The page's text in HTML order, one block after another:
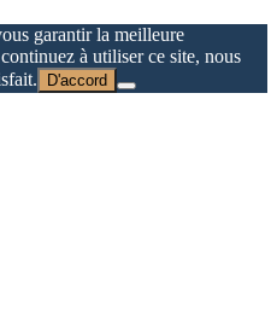
garantir la meilleure
à utiliser ce site, nous
D'accord